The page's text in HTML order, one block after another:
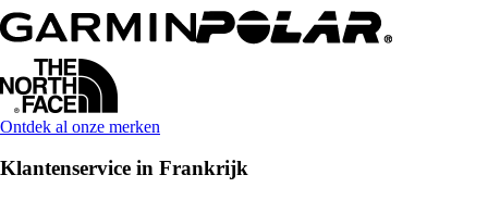
Ontdek al onze merken
Klantenservice in Frankrijk